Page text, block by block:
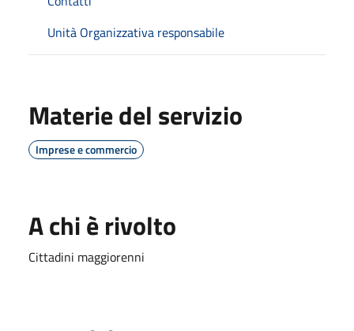
Unità Organizzativa responsabile
Materie del servizio
Imprese e commercio
A chi è rivolto
Cittadini maggiorenni